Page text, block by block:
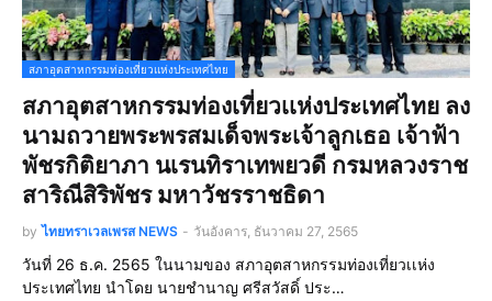
สภาอุตสาหกรรมท่องเที่ยวแห่งประเทศไทย
สภาอุตสาหกรรมท่องเที่ยวเเห่งประเทศไทย ลง
นามถวายพระพรสมเด็จพระเจ้าลูกเธอ เจ้าฟ้า
พัชรกิติยาภา นเรนทิราเทพยวดี กรมหลวงราช
สาริณีสิริพัชร มหาวัชรราชธิดา
by ไทยทราเวลเพรส NEWS - วันอังคาร, ธันวาคม 27, 2565
วันที่ 26 ธ.ค. 2565 ในนามของ สภาอุตสาหกรรมท่องเที่ยวเเห่ง
ประเทศไทย นำโดย นายชำนาญ ศรีสวัสดิ์ ประ…